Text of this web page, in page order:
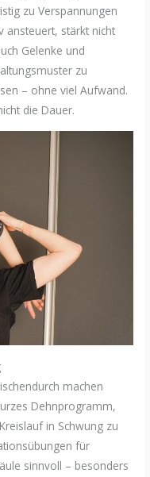
zu Verspannungen
ansteuert, stärkt nicht
Gelenke und
zu
– ohne viel Aufwand.
die Dauer.
machen
Dehnprogramm,
in Schwung zu
für
sinnvoll – besonders